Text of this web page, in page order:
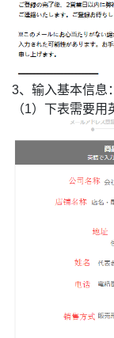
3、输入基本信息：
（1）下表需要